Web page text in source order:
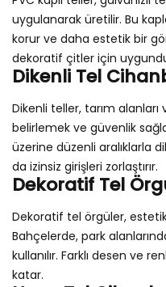
uygulanarak üretilir. Bu
korur ve daha estetik bir
dekoratif çitler için
Dikenli Tel
Dikenli teller, tarım
belirlemek ve güvenlik
üzerine düzenli aralıklarla
da izinsiz girişleri zorlaştırır.
Dekoratif Tel
Dekoratif tel örgüler,
Bahçelerde, park
kullanılır. Farklı desen ve
katar.